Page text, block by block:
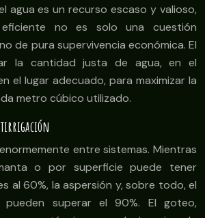
agua es un recurso escaso y valioso,
no es solo una cuestión
de pura supervivencia económica. El
la cantidad justa de agua, en el
el lugar adecuado, para maximizar la
metro cúbico utilizado.
entre sistemas. Mientras
o por superficie puede tener
al 60%, la aspersión y, sobre todo, el
pueden superar el 90%. El goteo,